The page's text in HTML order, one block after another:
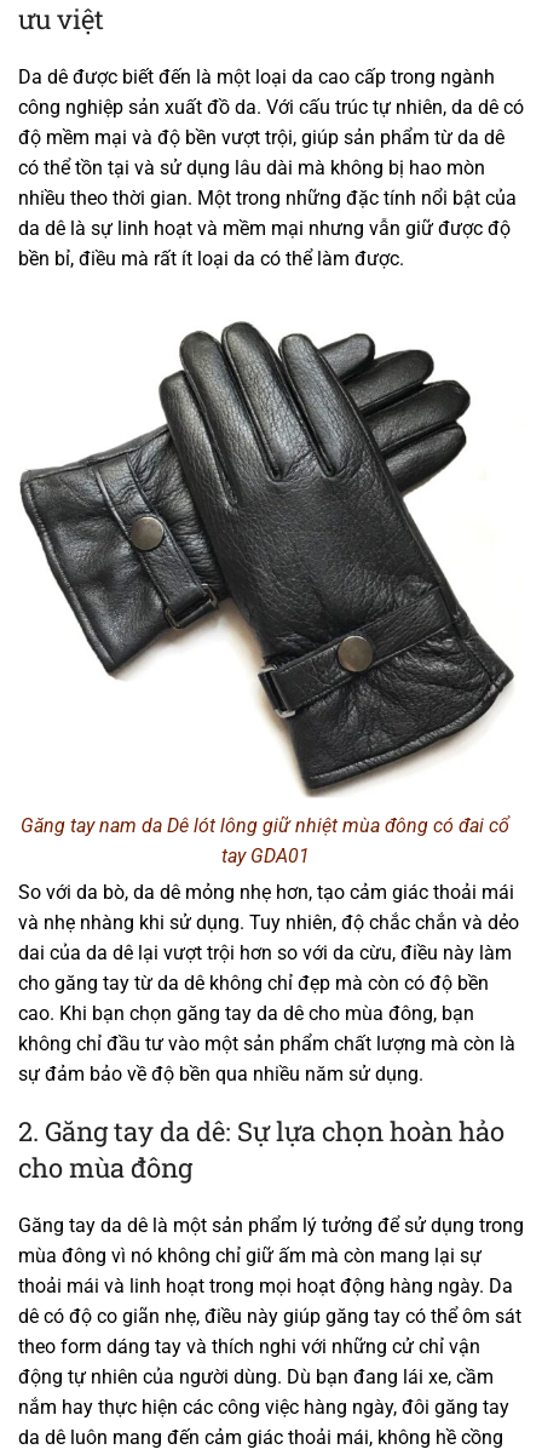
ưu việt
Da dê được biết đến là một loại da cao cấp trong ngành
công nghiệp sản xuất đồ da. Với cấu trúc tự nhiên, da dê có
độ mềm mại và độ bền vượt trội, giúp sản phẩm từ da dê
có thể tồn tại và sử dụng lâu dài mà không bị hao mòn
nhiều theo thời gian. Một trong những đặc tính nổi bật của
da dê là sự linh hoạt và mềm mại nhưng vẫn giữ được độ
bền bỉ, điều mà rất ít loại da có thể làm được.
Găng tay nam da Dê lót lông giữ nhiệt mùa đông có đai cổ
tay GDA01
So với da bò, da dê mỏng nhẹ hơn, tạo cảm giác thoải mái
và nhẹ nhàng khi sử dụng. Tuy nhiên, độ chắc chắn và dẻo
dai của da dê lại vượt trội hơn so với da cừu, điều này làm
cho găng tay từ da dê không chỉ đẹp mà còn có độ bền
cao. Khi bạn chọn găng tay da dê cho mùa đông, bạn
không chỉ đầu tư vào một sản phẩm chất lượng mà còn là
sự đảm bảo về độ bền qua nhiều năm sử dụng.
2. Găng tay da dê: Sự lựa chọn hoàn hảo
cho mùa đông
Găng tay da dê là một sản phẩm lý tưởng để sử dụng trong
mùa đông vì nó không chỉ giữ ấm mà còn mang lại sự
thoải mái và linh hoạt trong mọi hoạt động hàng ngày. Da
dê có độ co giãn nhẹ, điều này giúp găng tay có thể ôm sát
theo form dáng tay và thích nghi với những cử chỉ vận
động tự nhiên của người dùng. Dù bạn đang lái xe, cầm
nắm hay thực hiện các công việc hàng ngày, đôi găng tay
da dê luôn mang đến cảm giác thoải mái, không hề cồng